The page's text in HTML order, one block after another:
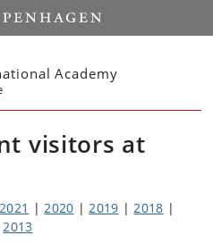
Academy
visitors at
2021 |2020 |2019 |2018 |
2013